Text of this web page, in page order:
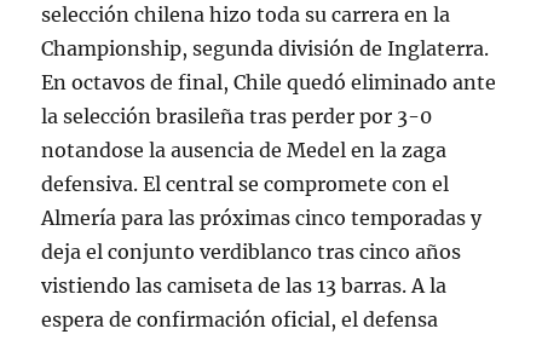
selección chilena hizo toda su carrera en la
Championship, segunda división de Inglaterra.
En octavos de final, Chile quedó eliminado ante
la selección brasileña tras perder por 3-0
notandose la ausencia de Medel en la zaga
defensiva. El central se compromete con el
Almería para las próximas cinco temporadas y
deja el conjunto verdiblanco tras cinco años
vistiendo las camiseta de las 13 barras. A la
espera de confirmación oficial, el defensa